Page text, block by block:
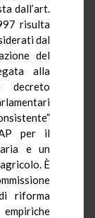
dall’art.
risulta
dal
del
alla
decreto
per il
e un
È
riforma